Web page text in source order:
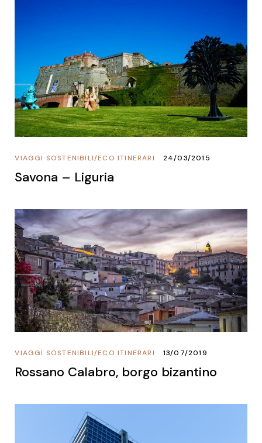
ECO ITINERARI
/
VIAGGI SOSTENIBILI 24/03/2015
Savona – Liguria
ECO ITINERARI
/
VIAGGI SOSTENIBILI 13/07/2019
Rossano Calabro, borgo bizantino